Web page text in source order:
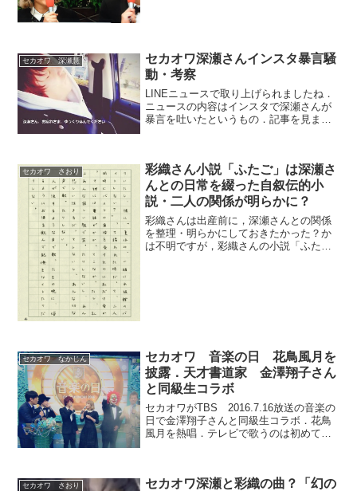
セカオワ 深瀬慧
セカオワ深瀬さんインスタ暴言騒
動・考察
LINEニュースで取り上げられましたね．
ニュースの内容はインスタで深瀬さんが
暴言を吐いたというもの．記事を見まし
は．．．セカオワ深瀬暴言...
セカオワ さおり
彩織さん小説「ふたご」は深瀬さ
んとの日常を綴った自叙伝的小
説・二人の関係が明らかに？
彩織さんは出産前に，深瀬さんとの関係
を整理・明らかにしておきたかった？か
は不明ですが，彩織さんの小説「ふた
セカオワ なかじん
セカオワ 音楽の日 花鳥風月を
披露．天才書道家 金澤翔子さん
と同級生コラボ
セカオワがTBS 2016.7.16放送の音楽の
日で金澤翔子さんと同級生コラボ．花鳥
風月を熱唱．テレビで歌うのは初めて？
との...
セカオワ さおり
セカオワ深瀬と彩織の曲？「幻の